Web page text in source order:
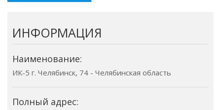
ИНФОРМАЦИЯ
Наименование:
ИК-5 г. Челябинск, 74 - Челябинская область
Полный адрес: